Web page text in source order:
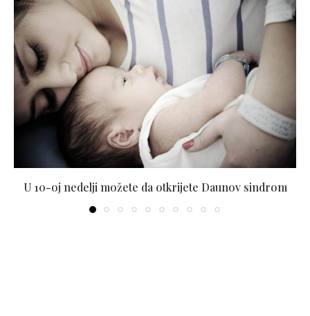
U 10-oj nedelji možete da otkrijete Daunov sindrom